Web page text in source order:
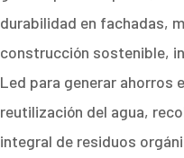
durabilidad en fachadas,
construcción sostenible,
Led para generar
reutilización del agua,
integral de residuos